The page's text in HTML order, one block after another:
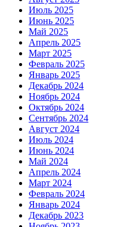
Июль 2025
Июнь 2025
Май 2025
Апрель 2025
Март 2025
Февраль 2025
Январь 2025
Декабрь 2024
Ноябрь 2024
Октябрь 2024
Сентябрь 2024
Август 2024
Июль 2024
Июнь 2024
Май 2024
Апрель 2024
Март 2024
Февраль 2024
Январь 2024
Декабрь 2023